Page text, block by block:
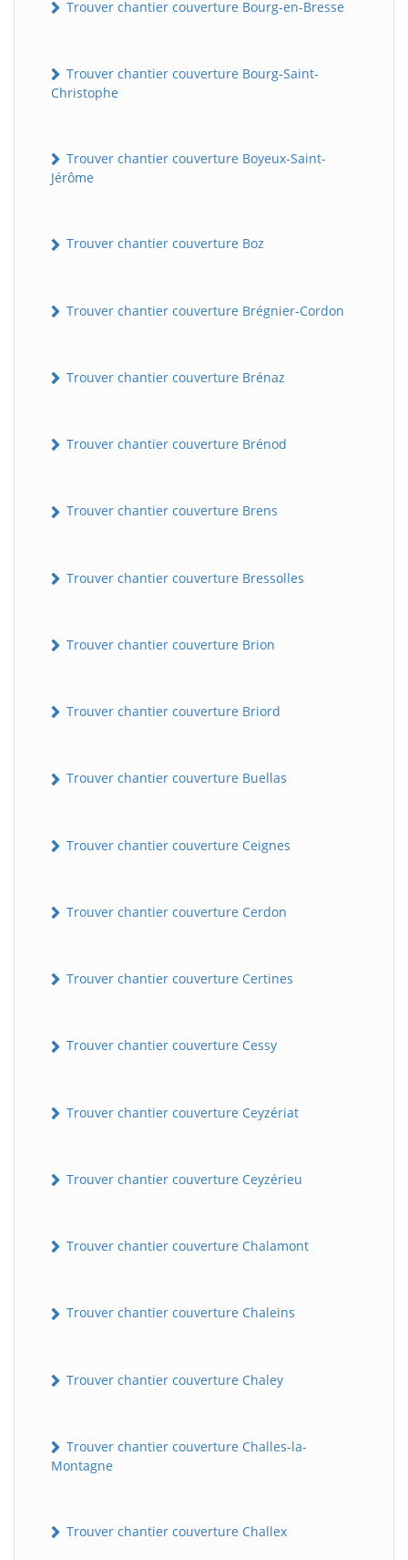
Trouver chantier couverture Bourg-en-Bresse
Trouver chantier couverture Bourg-Saint-
Christophe
Trouver chantier couverture Boyeux-Saint-
Jérôme
Trouver chantier couverture Boz
Trouver chantier couverture Brégnier-Cordon
Trouver chantier couverture Brénaz
Trouver chantier couverture Brénod
Trouver chantier couverture Brens
Trouver chantier couverture Bressolles
Trouver chantier couverture Brion
Trouver chantier couverture Briord
Trouver chantier couverture Buellas
Trouver chantier couverture Ceignes
Trouver chantier couverture Cerdon
Trouver chantier couverture Certines
Trouver chantier couverture Cessy
Trouver chantier couverture Ceyzériat
Trouver chantier couverture Ceyzérieu
Trouver chantier couverture Chalamont
Trouver chantier couverture Chaleins
Trouver chantier couverture Chaley
Trouver chantier couverture Challes-la-
Montagne
Trouver chantier couverture Challex